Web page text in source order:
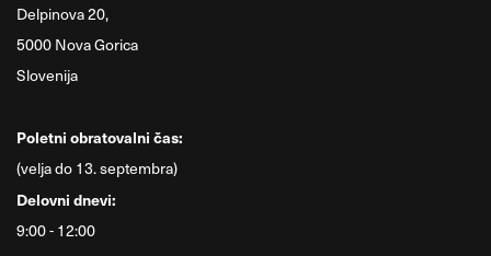
Delpinova 20,
5000 Nova Gorica
Slovenija
Poletni obratovalni čas:
(velja do 13. septembra)
Delovni dnevi:
9:00 - 12:00